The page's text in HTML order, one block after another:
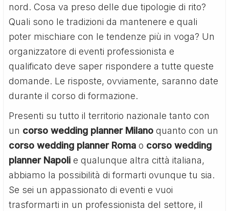
nord. Cosa va preso delle due tipologie di rito?
Quali sono le tradizioni da mantenere e quali
poter mischiare con le tendenze più in voga? Un
organizzatore di eventi professionista e
qualificato deve saper rispondere a tutte queste
domande. Le risposte, ovviamente, saranno date
durante il corso di formazione.
Presenti su tutto il territorio nazionale tanto con
un corso wedding planner Milano quanto con un
corso wedding planner Roma o corso wedding
planner Napoli e qualunque altra città italiana,
abbiamo la possibilità di formarti ovunque tu sia.
Se sei un appassionato di eventi e vuoi
trasformarti in un professionista del settore, il